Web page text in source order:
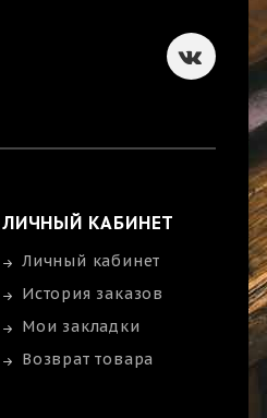
ЛИЧНЫЙ КАБИНЕТ
Личный кабинет
История заказов
Мои закладки
Возврат товара